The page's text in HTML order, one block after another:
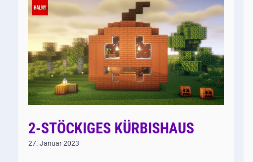
2-STÖCKIGES KÜRBISHAUS
27. Januar 2023